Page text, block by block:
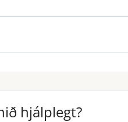
hjálplegt?
hjálplegt?